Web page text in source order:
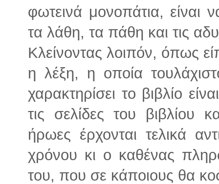
φωτεινά μονοπάτια, είναι
τα λάθη, τα πάθη και τις
Κλείνοντας λοιπόν, όπως
η λέξη, η οποία
χαρακτηρίσει το βιβλίο
τις σελίδες του βιβλίου
ήρωες έρχονται τελικά
χρόνου κι ο καθένας
του, που σε κάποιους θα